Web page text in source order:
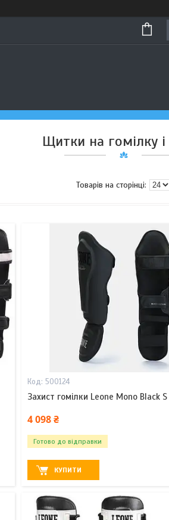
Щитки на гомілку і
500124
Захист гомілки Leone Mono Black S
4 098 ₴
Готово до відправки
КУПИТИ